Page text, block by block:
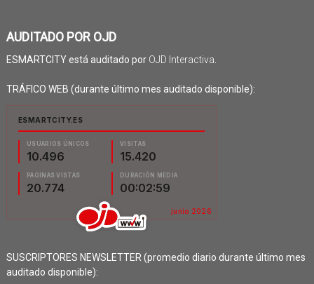
AUDITADO POR OJD
ESMARTCITY está auditado por OJD Interactiva
TRÁFICO WEB (durante último mes auditado disponible):
SUSCRIPTORES NEWSLETTER (promedio diario durante último mes
auditado disponible):